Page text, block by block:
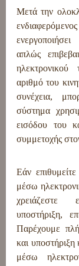
Μετά την
απλώς
ηλεκτρονικού
αριθμό του
συνέχεια,
σύστημα
εισόδου του
συμμετοχής
Εάν
μέσω
χρειάζεστε
υποστήριξη,
Παρέχουμε
και υποστήριξη
μέσω